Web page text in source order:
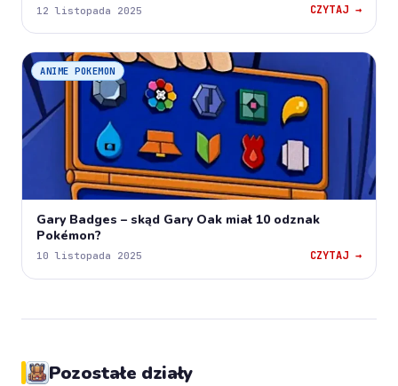
12 listopada 2025 CZYTAJ →
ANIME POKEMON
Gary Badges – skąd Gary Oak miał 10 odznak
Pokémon?
10 listopada 2025 CZYTAJ →
Pozostałe działy